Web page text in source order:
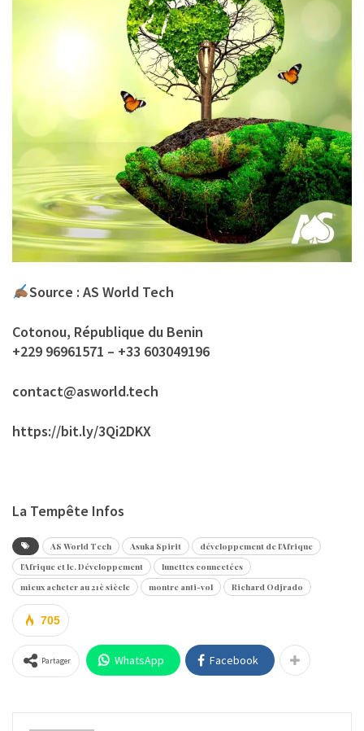
Source : AS World Tech
Cotonou, République du Benin
+229 96961571 – +33 603049196
contact@asworld.tech
https://bit.ly/3Qi2DKX
La Tempête Infos
AS World Tech Asuka Spirit
développement de l'Afrique
l'Afrique et le. Développement
lunettes connectées
mieux acheter au 21è siècle
montre anti-vol Richard Odjrado
705
Partager WhatsApp Facebook